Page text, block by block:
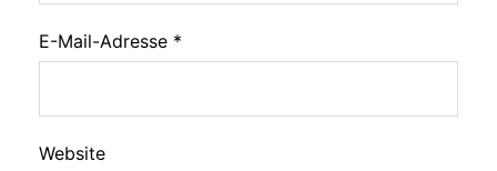
E-Mail-Adresse *
Website